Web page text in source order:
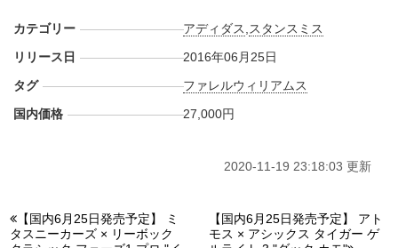
カテゴリー アディダス スタンスミス
リリース日
2016年06月25日
タグ
ファレルウィリアムス
国内価格
27,000円
2020-11-19 23:18:03 更新
【国内6月25日発売予定】 ミ
タスニーカーズ × リーボック
【国内6月25日発売予定】 アト
モス × アシックス タイガー ゲ